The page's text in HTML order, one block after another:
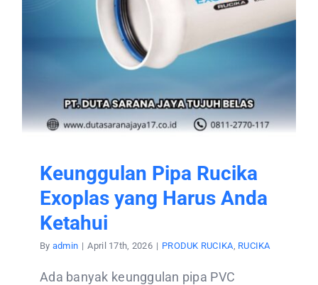
CONTACT US
Keunggulan Pipa Rucika
Exoplas yang Harus Anda
Ketahui
By admin | April 17th, 2026 | PRODUK RUCIKA RUCIKA
Ada banyak keunggulan pipa PVC